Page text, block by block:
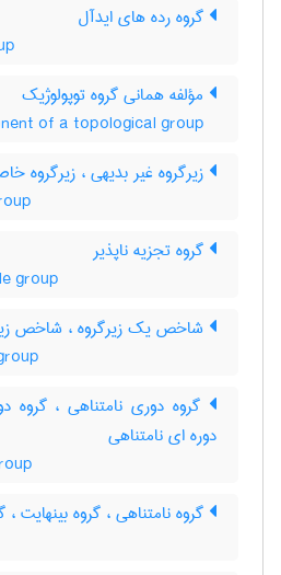
گروه رده های ایدآل
مؤلفه همانی گروه توپولوژیک
of a topological group
زیرگروه غیر بدیهی ، زیرگروه
گروه تجزیه ناپذیر
group
شاخص یک زیرگروه ، شاخص
گروه دوری نامتناهی ، گروه
دوره ای نامتناهی
گروه نامتناهی ، گروه بینهایت